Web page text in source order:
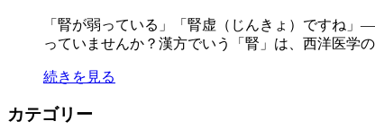
「腎が弱っている」「腎虚（じんきょ）ですね
っていませんか？漢方でいう「腎」は、西洋医学
続きを見る
カテゴリー